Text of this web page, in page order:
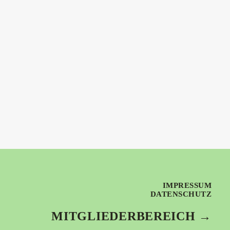
IMPRESSUM
DATENSCHUTZ
MITGLIEDERBEREICH →